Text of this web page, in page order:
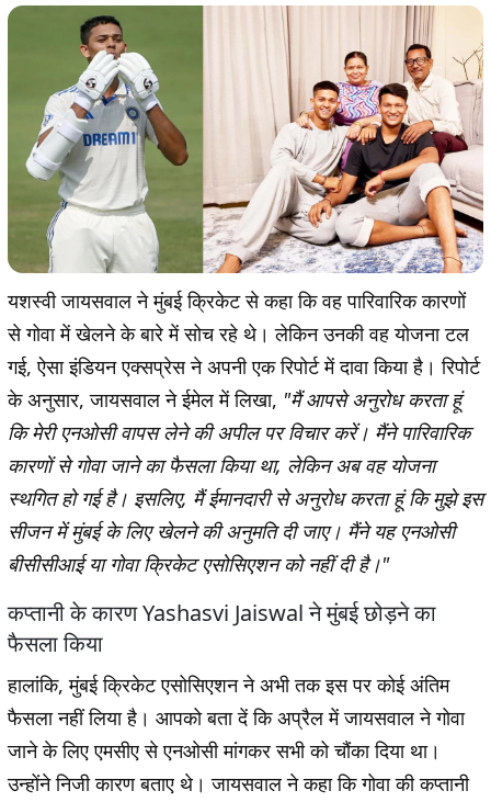
यशस्वी जायसवाल ने मुंबई क्रिकेट से कहा कि वह पारिवारिक कारणों
से गोवा में खेलने के बारे में सोच रहे थे। लेकिन उनकी वह योजना टल
गई, ऐसा इंडियन एक्सप्रेस ने अपनी एक रिपोर्ट में दावा किया है। रिपोर्ट
के अनुसार, जायसवाल ने ईमेल में लिखा, "मैं आपसे अनुरोध करता हूं
कि मेरी एनओसी वापस लेने की अपील पर विचार करें। मैंने पारिवारिक
कारणों से गोवा जाने का फैसला किया था, लेकिन अब वह योजना
स्थगित हो गई है। इसलिए, मैं ईमानदारी से अनुरोध करता हूं कि मुझे इस
सीजन में मुंबई के लिए खेलने की अनुमति दी जाए। मैंने यह एनओसी
बीसीसीआई या गोवा क्रिकेट एसोसिएशन को नहीं दी है।"
कप्तानी के कारण Yashasvi Jaiswal ने मुंबई छोड़ने का
फैसला किया
हालांकि, मुंबई क्रिकेट एसोसिएशन ने अभी तक इस पर कोई अंतिम
फैसला नहीं लिया है। आपको बता दें कि अप्रैल में जायसवाल ने गोवा
जाने के लिए एमसीए से एनओसी मांगकर सभी को चौंका दिया था।
उन्होंने निजी कारण बताए थे। जायसवाल ने कहा कि गोवा की कप्तानी